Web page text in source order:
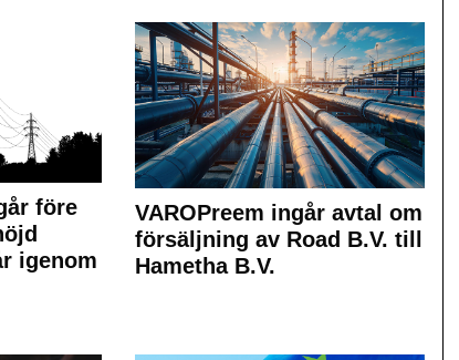
före
igenom
VAROPreem ingår avtal om
försäljning av Road B.V. till
Hametha B.V.